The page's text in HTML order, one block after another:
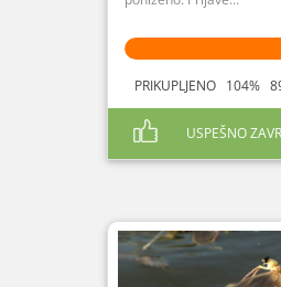
PRIKUPLJENO 104%
USPEŠNO